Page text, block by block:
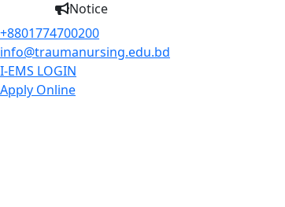
Notice
+8801774700200
info@traumanursing.edu.bd
I-EMS LOGIN
Apply Online